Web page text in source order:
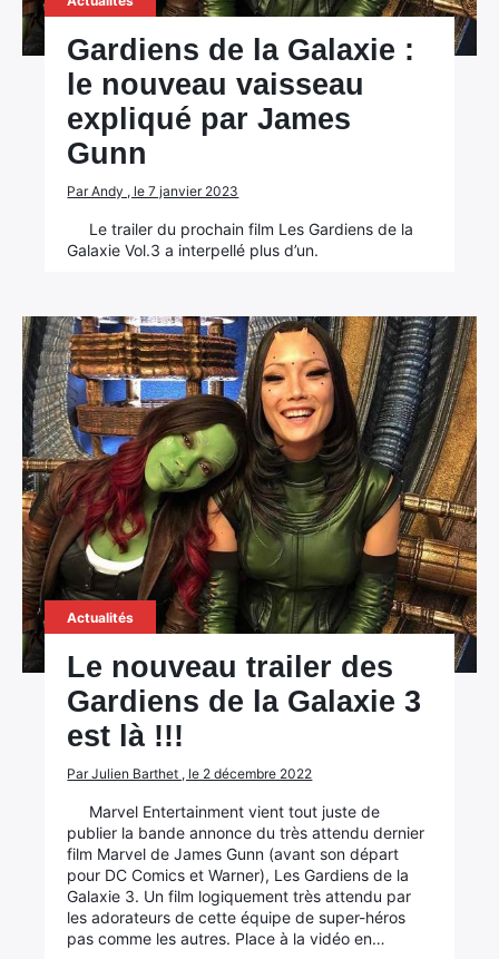
Gardiens de la Galaxie :
le nouveau vaisseau
expliqué par James
Gunn
Par Andy , le 7 janvier 2023
Le trailer du prochain film Les Gardiens de la
Galaxie Vol.3 a interpellé plus d’un.
Actualités
Le nouveau trailer des
Gardiens de la Galaxie 3
est là !!!
Par Julien Barthet , le 2 décembre 2022
Marvel Entertainment vient tout juste de
publier la bande annonce du très attendu dernier
film Marvel de James Gunn (avant son départ
pour DC Comics et Warner), Les Gardiens de la
Galaxie 3. Un film logiquement très attendu par
les adorateurs de cette équipe de super-héros
pas comme les autres. Place à la vidéo en…
Rechercher